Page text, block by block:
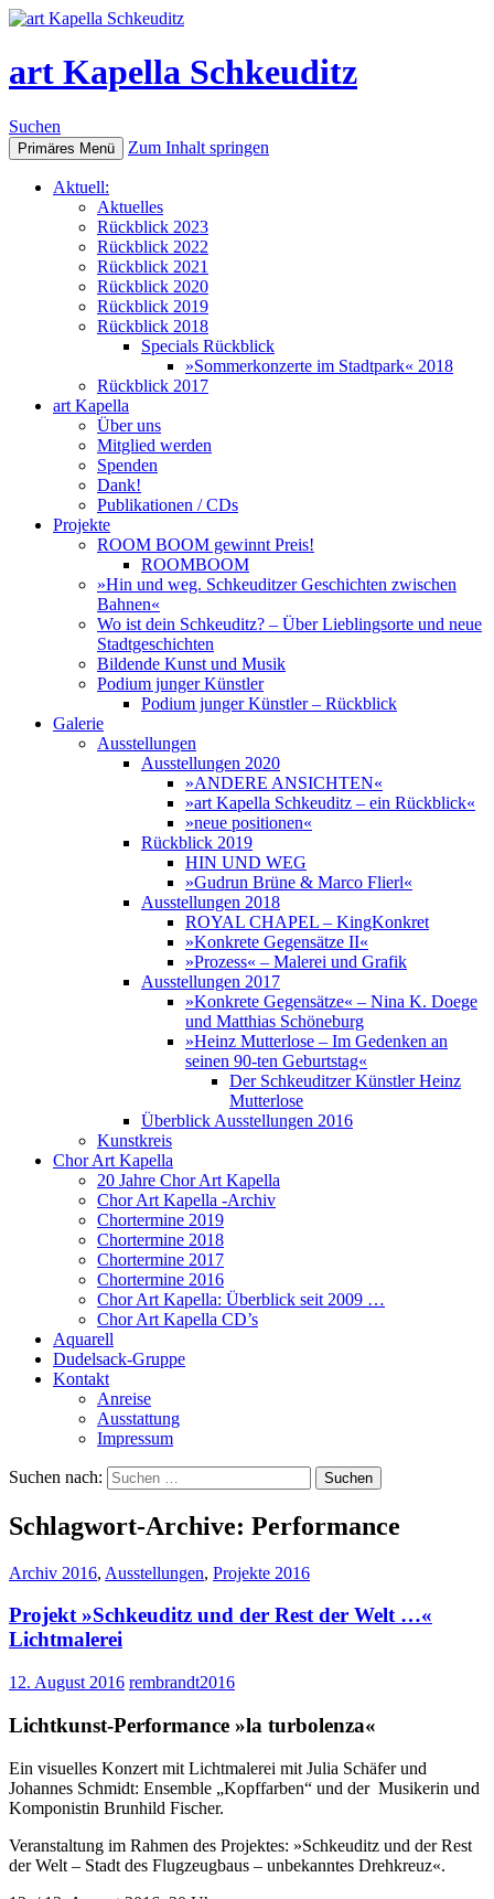
art Kapella Schkeuditz
Suchen
Primäres Menü Zum Inhalt springen
Aktuell:
Aktuelles
Rückblick 2023
Rückblick 2022
Rückblick 2021
Rückblick 2020
Rückblick 2019
Rückblick 2018
Specials Rückblick
»Sommerkonzerte im Stadtpark« 2018
Rückblick 2017
art Kapella
Über uns
Mitglied werden
Spenden
Dank!
Publikationen / CDs
Projekte
ROOM BOOM gewinnt Preis!
ROOMBOOM
»Hin und weg. Schkeuditzer Geschichten zwischen
Bahnen«
Wo ist dein Schkeuditz? – Über Lieblingsorte und neue
Stadtgeschichten
Bildende Kunst und Musik
Podium junger Künstler
Podium junger Künstler – Rückblick
Galerie
Ausstellungen
Ausstellungen 2020
»ANDERE ANSICHTEN«
»art Kapella Schkeuditz – ein Rückblick«
»neue positionen«
Rückblick 2019
HIN UND WEG
»Gudrun Brüne & Marco Flierl«
Ausstellungen 2018
ROYAL CHAPEL – KingKonkret
»Konkrete Gegensätze II«
»Prozess« – Malerei und Grafik
Ausstellungen 2017
»Konkrete Gegensätze« – Nina K. Doege
und Matthias Schöneburg
»Heinz Mutterlose – Im Gedenken an
seinen 90-ten Geburtstag«
Der Schkeuditzer Künstler Heinz
Mutterlose
Überblick Ausstellungen 2016
Kunstkreis
Chor Art Kapella
20 Jahre Chor Art Kapella
Chor Art Kapella -Archiv
Chortermine 2019
Chortermine 2018
Chortermine 2017
Chortermine 2016
Chor Art Kapella: Überblick seit 2009 …
Chor Art Kapella CD’s
Aquarell
Dudelsack-Gruppe
Kontakt
Anreise
Ausstattung
Impressum
Suchen nach:
Schlagwort-Archive: Performance
Archiv 2016, Ausstellungen, Projekte 2016
Projekt »Schkeuditz und der Rest der Welt …«
Lichtmalerei
12. August 2016 rembrandt2016
Lichtkunst-Performance »la turbolenza«
Ein visuelles Konzert mit Lichtmalerei mit Julia Schäfer und
Johannes Schmidt: Ensemble „Kopffarben“ und der Musikerin und
Komponistin Brunhild Fischer.
Veranstaltung im Rahmen des Projektes: »Schkeuditz und der Rest
der Welt – Stadt des Flugzeugbaus – unbekanntes Drehkreuz«.